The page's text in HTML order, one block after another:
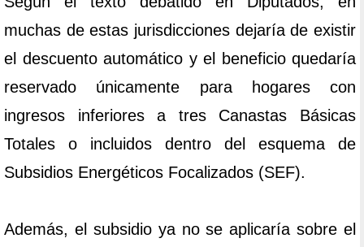
muchas de estas jurisdicciones dejaría de existir
el descuento automático y el beneficio quedaría
reservado únicamente para hogares con
ingresos inferiores a tres Canastas Básicas
Totales o incluidos dentro del esquema de
Subsidios Energéticos Focalizados (SEF).
Además, el subsidio ya no se aplicaría sobre el